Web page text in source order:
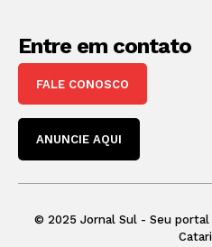
Entre em contato
FALE CONOSCO
ANUNCIE AQUI
© 2025 Jornal Sul - Seu